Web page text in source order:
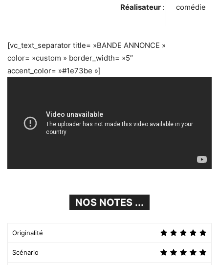
Réalisateur : comédie
[vc_text_separator title= »BANDE ANNONCE »
color= »custom » border_width= »5″
accent_color= »#1e73be »]
NOS NOTES ...
Originalité
Scénario